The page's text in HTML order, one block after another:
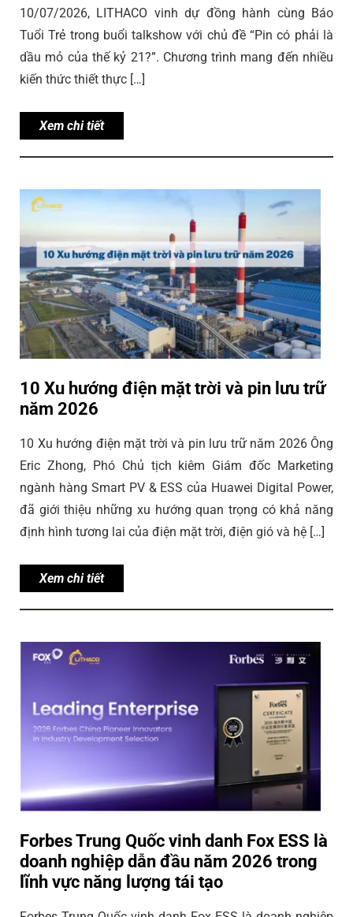
10/07/2026, LITHACO vinh dự đồng hành cùng Báo
Tuổi Trẻ trong buổi talkshow với chủ đề “Pin có phải là
dầu mỏ của thế kỷ 21?”. Chương trình mang đến nhiều
kiến thức thiết thực […]
Xem chi tiết
10 Xu hướng điện mặt trời và pin lưu trữ
năm 2026
10 Xu hướng điện mặt trời và pin lưu trữ năm 2026 Ông
Eric Zhong, Phó Chủ tịch kiêm Giám đốc Marketing
ngành hàng Smart PV & ESS của Huawei Digital Power,
đã giới thiệu những xu hướng quan trọng có khả năng
định hình tương lai của điện mặt trời, điện gió và hệ […]
Xem chi tiết
Forbes Trung Quốc vinh danh Fox ESS là
doanh nghiệp dẫn đầu năm 2026 trong
lĩnh vực năng lượng tái tạo